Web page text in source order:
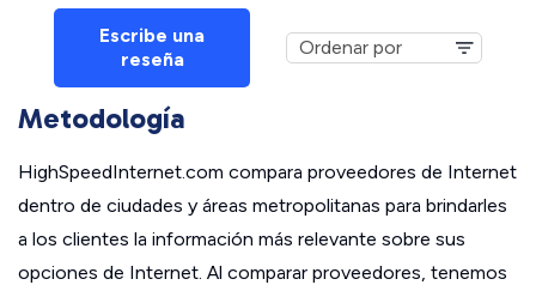
Escribe una
reseña
Metodología
HighSpeedInternet.com compara proveedores de Internet
dentro de ciudades y áreas metropolitanas para brindarles
a los clientes la información más relevante sobre sus
opciones de Internet. Al comparar proveedores, tenemos